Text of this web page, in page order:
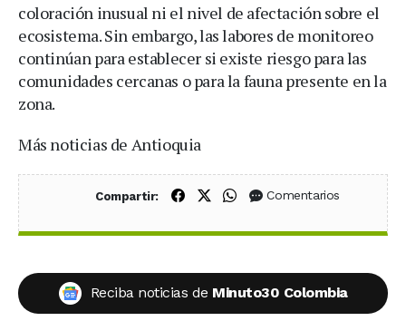
coloración inusual ni el nivel de afectación sobre el
ecosistema. Sin embargo, las labores de monitoreo
continúan para establecer si existe riesgo para las
comunidades cercanas o para la fauna presente en la
zona.
Más noticias de Antioquia
Compartir: Compartir en Facebook
Compartir en X (Twitter)
Compartir en WhatsApp
Comentarios
Reciba noticias de Minuto30 Colombia